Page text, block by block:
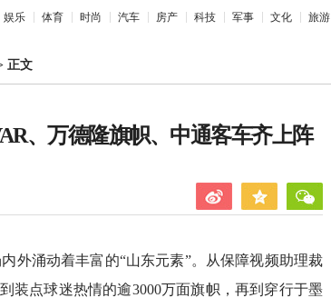
娱乐 体育 时尚 汽车 房产 科技 军事 文化 旅游
正文
、万德隆旗帜、中通客车齐上阵
外涌动着丰富的“山东元素”。从保障视频助理裁
装点球迷热情的逾3000万面旗帜，再到穿行于墨